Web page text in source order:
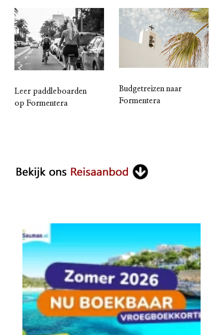
Leer paddleboarden
op Formentera
Budgetreizen naar
Formentera